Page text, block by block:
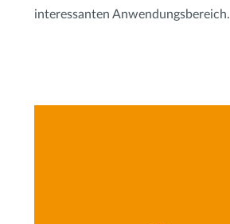
interessanten Anwendungsbereich.